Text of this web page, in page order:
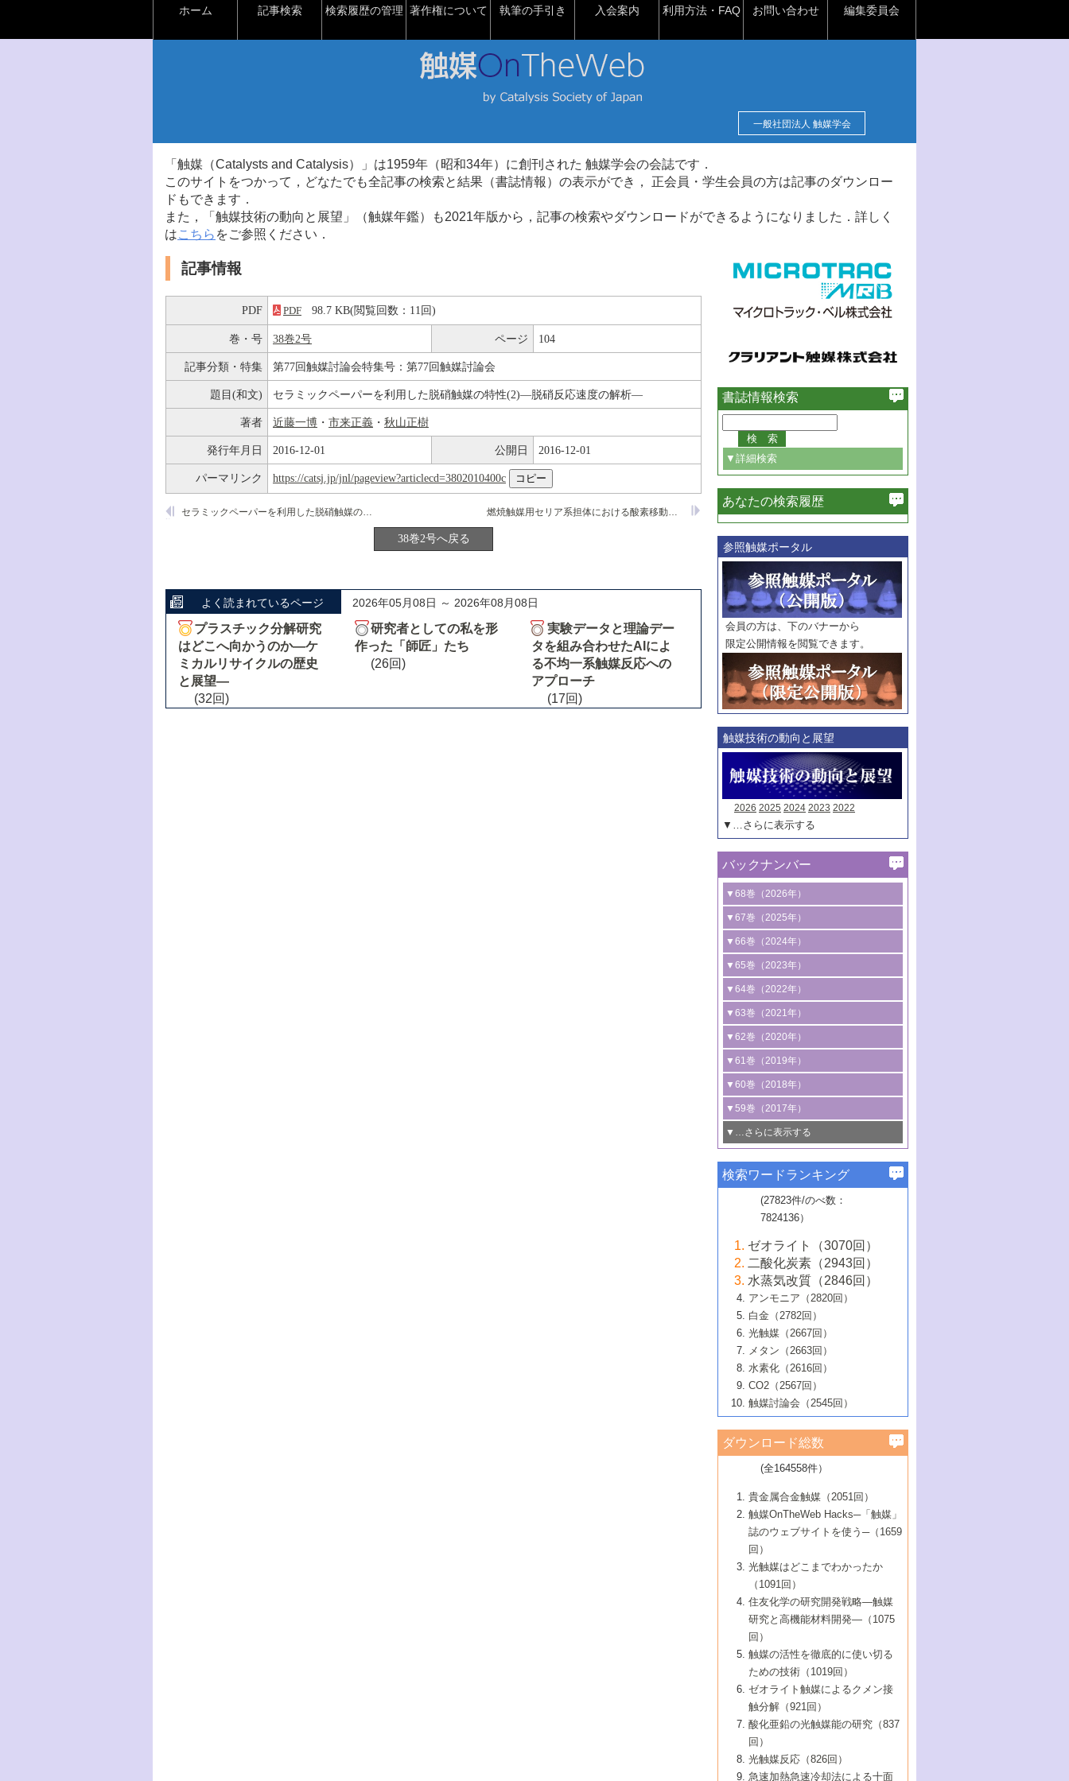
ホーム 記事検索 検索履歴の管理 著作権について 執筆の手引き 入会案内 利用方法・FAQ お問い合わせ 編集委員会
一般社団法人 触媒学会
「触媒（Catalysts and Catalysis）」は1959年（昭和34年）に創刊された 触媒学会の会誌です．
このサイトをつかって，どなたでも全記事の検索と結果（書誌情報）の表示ができ， 正会員・学生会員の方は記事のダウンロー
ドもできます．
また，「触媒技術の動向と展望」（触媒年鑑）も2021年版から，記事の検索やダウンロードができるようになりました．詳しく
はこちら をご参照ください．
記事情報
PDF PDF 98.7 KB(閲覧回数：11回)
巻・号 38巻2号 ページ 104
記事分類・特集 第77回触媒討論会特集号：第77回触媒討論会
題目(和文) セラミックペーパーを利用した脱硝触媒の特性(2)―脱硝反応速度の解析―
著者 近藤一博 ・ 市来正義 ・ 秋山正樹
発行年月日 2016-12-01 公開日 2016-12-01
パーマリンク https://catsj.jp/jnl/pageview?articlecd=3802010400c
燃焼触媒用セリア系担体における酸素移動能の検討
セラミックペーパーを利用した脱硝触媒の特性(1)―N700の開発経緯とその特性―
38巻2号へ戻る
よく読まれているページ 2026年05月08日 ～ 2026年08月08日
プラスチック分解研究
はどこへ向かうのか―ケ
ミカルリサイクルの歴史
と展望―
(32回)
研究者としての私を形
作った「師匠」たち
(26回)
実験データと理論デー
タを組み合わせたAIによ
る不均一系触媒反応への
アプローチ
(17回)
書誌情報検索
▼詳細検索
必ず含む
巻・号指定
巻
号
範囲指定
巻
号～
巻
号
触媒年鑑
年度
記事種別
マーク：
マークあり
あなたの検索履歴
参照触媒ポータル
会員の方は、下のバナーから
限定公開情報を閲覧できます。
触媒技術の動向と展望
2026 2025 2024 2023 2022
▼…さらに表示する
バックナンバー
▼68巻（2026年）
1号 過酸化水素合成に関する研究動向
2号 コンピューター技術により加速する
触媒開発
3号 有機分子変換やCO 資源化のための
光触媒に関する最近の研究
B号 第137回触媒討論会（2026年）
▼67巻（2025年）
1号 CO
水素化によるグリーン燃料/グリ
ーンケミカル製造
2号 水素製造のための水分解技術に関す
る最近の研究
3号 オレフィン系樹脂の精密合成に関す
る最新技術
4号 アルコール類の効率的変換を実現す
る非貴金属触媒の研究動向
5号 ゼオライトの合成と応用における研
究動向
6号 ヘテロ接合界面
B号 第135回触媒討論会（2025年）
▼66巻（2024年）
1号 低次元ナノ構造を有する触媒材料
2号 規制反応場を活用した固体触媒研究
の新展開
3号 未踏分子変換を目指した酸化触媒プ
ロセスの最前線
4号 シンクロトロン放射光および中性子
線を利用した触媒解析技術の最先端
5号 単原子触媒
6号 参照触媒委員会からのお知らせ
B号 第133回触媒討論会（2023年）
▼65巻（2023年）
1号 炭素が関わる触媒機能
2号 プラスチックケミカルリサイクルの
ための触媒技術
3号 非酸化物系金属化合物を基盤とした
触媒材料の開発
4号 格子酸素・格子酸素欠陥を利用した
触媒反応
5号 生体触媒によるエネルギー変換反応
6号 窒素とリンの循環のための触媒・機
能性材料
▼64巻（2022年）
1号 合成ガス製造とCOを用いるケミカル
ズ合成の最新動向
2号 化学品合成のための合金触媒開発
3号 CO の排出削減および有効活用のた
めの触媒技術
4号 若手による情報発信企画～とびたて
若き触媒の研究者たち～（1）
若き触媒の研究者たち～（2）
6号 石油のノーブル・ユースを志向した
触媒技術
大学：オンライン・対面開催）
▼63巻（2021年）
1号 金触媒の新展開
2号 ペロブスカイト
3号 特殊反応場を利用した触媒的分子変
換反応
4号 多孔質材料を用いた触媒の新展開
5号 情報学的手法を用いた触媒開発
6号 カーボンニュートラルに向けた電解
技術
B号 第127回触媒討論会（2021年・オン
ライン開催(Zoom)のみ）
▼62巻（2020年）
1号 触媒設計を拓く欠陥構造のキャラク
タリゼーション
2号 機能化学品製造に資するクリーンな
触媒的酸化反応
3号 水処理のための触媒化学
4号 光触媒を用いた水分解の最新の研究
動向
5号 次世代の触媒プロセスを支えるマイ
6号 メタン転換技術の最新動向
B号 第125回触媒討論会（2020年・工学
院大学）
▼61巻（2019年）
1号 物質移動制御に着目した触媒プロセ
ス開発
2号 CO2 フリー水素サプライチェーンに
関わる触媒開発動向
3号 精密高分子合成に関する最近の研究
動向
4号 バイオマス化成品製造のための触媒
5号 固体触媒による含窒素有機化合物変
換の最前線
6号 貴金属使用量低減に向けた自動車排
ガス浄化触媒の開発
B号 第123回触媒討論会（2019年・大阪
▼60巻（2018年）
1号 固体酸触媒の最新の研究動向
2号 二酸化炭素からの有用化学品合成
3号 ナノ粒子・クラスター触媒の最前線
4号 60周年記念企画
5号 進化するゼオライト合成技術
6号 非貴金属系触媒における電気化学的
B号 第121回触媒討論会（2018年・東京
大学）
▼59巻（2017年）
1号 いたるところに，触媒
最先端技術
3号 無機分離膜材料の開発と触媒反応プ
ロセスへの適用
5号 水素のふるまいを解き明かす最先端
研究
6号 低級アルカンの有効利用のための触
媒技術
B号 第119回触媒討論会（2017年・首都
大学東京）
▼…さらに表示する
1号 ユニークな構造の高分子を生み出す触
2号 リグニンからの化成品製造に向けた触
媒技術
3号 触媒研究の最先端～とびたて若き研究
者たち～（1）
4号 触媒研究の最先端～とびたて若き研究
者たち～（2）
5号 触媒研究の最先端～とびたて若き研究
者たち～（3）
6号 イオニクス材料と燃料電池・電解合成
の最新の研究動向
B号 第117回触媒討論会（2016年・大阪府
立大学）
▼57巻（2015年）
1号 水素キャリアにかかわる触媒技術の新
2号 石油精製用触媒の最近の進展
3号 固体酸化物形燃料電池（SOFC）におけ
るアノード触媒上での燃料直接改質技術
4号 コアシェル構造の制御による触媒機能
5号 工業触媒およびその周辺技術の最近の
進歩
6号 ナノシート
B号 第115回触媒討論会（2015年・成蹊大
▼56巻（2014年）
2号 光触媒反応機構に関する最新の研究動
向
開発動向
4号 人工光合成に向けた近年のアプローチ
5号 未利用熱エネルギーの有効活用に貢献
する触媒技術
6号 ポリオキソメタレート
B号 第113回触媒討論会（2014年・ロワジ
ールホテル豊橋）
1号 高耐久性燃料電池システム用触媒にお
ける新展開
2号 リビングラジカル重合の最近の動向
3号 天然ガスの化学工業的展開に関する触
媒技術
4号 貴金属触媒の精密構造制御とその活用
5号 バイオマス化成品製造のための固体触
6号 ナノ空間─吸着状態解析から新機能開拓
B号 第111回触媒討論会（2013年・関西大
▼54巻（2012年）
1号 規則性多孔体の利用技術における最近
の進歩
2号 第109回触媒討論会
3号 貴金属低減技術の最新動向
4号 貴金属代替技術の最新動向
5号 光触媒による物質変換反応の新展開
6号 グラフェン
7号 水素を利用する化成品合成の新潮流
▼53巻（2011年）
1号 金属学から見る合金触媒の新展開
2号 第107回触媒討論会
3号 触媒のその場観察法の進歩（１）
4号 触媒のその場観察法の進歩（２）
5号 不活性結合の触媒的活性化による有機
合成
6号 新しい固体酸触媒技術
7号 ゼオライト合成における最近の進歩
▼52巻（2010年）
1号 触媒の劣化対策と長寿命触媒開発
2号 第105回触媒討論会
3号 ナノ構造が拓く新機能
4号 活性サイトおよびその環境の精密な設
計による触媒の高機能化
5号 触媒を有効に使うための技術
7号 有機分子触媒による精密有機合成
8号 高機能化ポリオレフィンに向けた重合
触媒の最近の進展
1号 炭素材料－熱い注目を集める材料－
2号 第103回触媒討論会
3号 環境浄化用光触媒の現状と課題
4号 水素社会の実現に向けた水素製造・貯
蔵技術の進歩
5号 CO2が関わる触媒・材料
7号 持続可能社会実現のための触媒および
触媒関連技術
▼50巻（2008年）
1号 触媒化学と学会のこの10年，半世紀，
そして未来
2号 第101回触媒討論会
4号 錯体を利用したユニークな表面構造の
構築と機能
5号 若手会員による触媒研究の未来展望1：
企業編
6号 第102回触媒討論会
7号 触媒・化学反応における計算化学の進
8号 若手研究者による触媒研究の未来展望
2：大学・研究所編
▼49巻（2007年）
1号 含フッ素化合物の合成と触媒
2号 第99回触媒討論会
3号 実用的ファインケミカル合成プロセス
を実現する触媒
5号 こんな物質，あんな物質―新たな触媒
の可能性―
7号 『結晶の化学』を活かした触媒研究
8号 イオン液体の応用
▼48巻（2006年）
1号 固体酸触媒の最近の進歩
2号 第97回触媒討論会
3号 リビング重合触媒の最近の展開
5号 水素製造・貯蔵のための触媒技術の新
しい展開
6号 第98回触媒討論会
7号 基礎化学品製造の触媒技術
8号 多機能型リアクター
1号 最近の触媒担体とその効果
2号 第95回触媒討論会
4号 水分解用光触媒材料
5号 時間分解分光の進歩と応用
6号 第96回触媒討論会
8号 超臨界流体を用いた化学プロセスの新
▼46巻（2004年）
1号 部分酸化反応触媒の最前線
2号 第93回触媒討論会
3号 特殊エネルギー場の触媒反応
4号 生体内における金属の触媒作用
5号 ファインケミカルズの展開に寄与する
6号 第94回触媒討論会
7号 サブナノレベルでみた新しい表面現象
8号 オレフィン重合触媒の新たな展
▼45巻（2003年）
1号 なぜこの触媒が良いのか？
2号 第91回触媒討論会
3号 最近の自動車排ガス処理技術
4号 触媒研究の現状と将来─第90回触媒討論
5号 基礎化学品製造の触媒技術
6号 第92回触媒討論会
7号 基礎化学品製造の触媒技術
8号 資源の循環と触媒技術
▼44巻（2002年）
1号 高次制御された触媒の化学
2号 第89回触媒討論会
3号 触媒を利用した電気化学の新展開
4号 ナノ材料の調製と機能化
5号 こんな触媒が欲しい
6号 第90回触媒討論会
7号 触媒研究と学術雑誌/情報
8号 若い世代からみた触媒化学の現状と未
▼43巻（2001年）
1号 グリーンケミストリーと触媒
2号 第87回触媒討論会特集号
3号 生体触媒とバイオプロセス
4号 水素製造・利用の触媒化学
5号 触媒研究における新しい切り口：コン
ビナトリアルケミストリー
6号 第88回触媒討論会特集号
7号 企業における触媒研究のブレークスル
8号 この材料を触媒として使ってみません
▼42巻（2000年）
1号 触媒反応工学の明日を拓く
2号 第85回触媒討論会
3号 反応ダイナミクス
5号 触媒のおもしろさをどのように伝える
6号 第86回触媒討論会
7号 水素化精製触媒の新しい展開
8号 新しい反応性と機能性を目指した金属
クラスタ-化学
▼41巻（1999年）
1号 孔、穴、あな?-特異な空間とその利用-
2号 第83回触媒討論会
3号 均一系触媒反応最前線
4号 実用炭素材料の新展開
5号 研究の方法論を考える
7号 機能性金属材料と触媒
8号 触媒研究へのNMRの応用と展望
▼40巻（1998年）
進展と21世紀への提言/創立40周年記念・触
媒学会この10年の歩みとこれから/創立40周
2号 第81回触媒討論会
3号 計算機触媒化学へのさそい
4号 触媒劣化の制御と予測
5号 最新の実用プロセスと触媒
6号 第82回触媒討論会
1号 均一系と不均一系触媒反応-その特徴と
接点
2号 第79回触媒討論会
3号 最新NO除去触媒の実用化研究
4号 新しい反応場を目指した触媒調製
5号 反応・分離技術の新しい展開
6号 第80回触媒討論会
▼38巻（1996年）
1号 触媒の構造と触媒作用/C1化学を中心と
する21世紀への触媒
3号 オリンピックメダル:金・銀・銅はどん
な触媒作用を示すか
4号 触媒作用における機能の複合化
▼37巻（1995年）
1号 ファインケミカルズと固体触媒
2号 第75回触媒討論会
3号 希土類を利用した触媒
4号 触媒とリサイクル
5号 エネルギー変換触媒
▼36巻（1994年）
1号 電気化学と触媒
2号 第73回触媒討論会
3号 C4化学の展開
4号 《通常号》
▼35巻（1993年）
1号 工業触媒開発マニュアル―探索から工
業化まで
2号 第71回触媒討論会
▼34巻（1992年）
1号 インパクトを与えたこの研究
2号 第69回触媒討論会
▼33巻（1991年）
1号 触媒プロセス開発マニュアル―探索か
▼32巻（1990年）
検索ワードランキング
(27823件/のべ数：
7824136）
ゼオライト（3070回）
二酸化炭素（2943回）
水蒸気改質（2846回）
アンモニア（2820回）
白金（2782回）
光触媒（2667回）
メタン（2663回）
水素化（2616回）
CO2（2567回）
触媒討論会（2545回）
ダウンロード総数
(全164558件）
貴金属合金触媒（2051回）
触媒OnTheWeb Hacks─「触媒」
誌のウェブサイトを使う─（1659
回）
光触媒はどこまでわかったか
（1091回）
住友化学の研究開発戦略―触媒
研究と高機能材料開発―（1075
回）
触媒の活性を徹底的に使い切る
ための技術（1019回）
ゼオライト触媒によるクメン接
触分解（921回）
酸化亜鉛の光触媒能の研究（837
回）
光触媒反応（826回）
急速加熱急速冷却法による十面